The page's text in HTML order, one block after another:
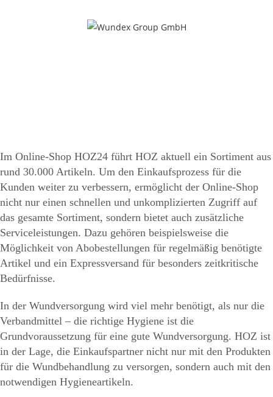
Im Online-Shop HOZ24 führt HOZ aktuell ein Sortiment aus
rund 30.000 Artikeln. Um den Einkaufsprozess für die
Kunden weiter zu verbessern, ermöglicht der Online-Shop
nicht nur einen schnellen und unkomplizierten Zugriff auf
das gesamte Sortiment, sondern bietet auch zusätzliche
Serviceleistungen. Dazu gehören beispielsweise die
Möglichkeit von Abobestellungen für regelmäßig benötigte
Artikel und ein Expressversand für besonders zeitkritische
Bedürfnisse.
In der Wundversorgung wird viel mehr benötigt, als nur die
Verbandmittel – die richtige Hygiene ist die
Grundvoraussetzung für eine gute Wundversorgung. HOZ ist
in der Lage, die Einkaufspartner nicht nur mit den Produkten
für die Wundbehandlung zu versorgen, sondern auch mit den
notwendigen Hygieneartikeln.